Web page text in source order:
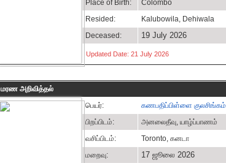
Place of Birth:
Colombo
Resided:
Kalubowila, Dehiwala
Deceased:
19 July 2026
Updated Date: 21 July 2026
மரண அறிவித்தல்
பெயர்:
கணபதிப்பிள்ளை குலசிங்கம்
பிறப்பிடம்:
அனலைதீவு, யாழ்ப்பாணம்
வசிப்பிடம்:
Toronto, கனடா
மறைவு:
17 ஜூலை 2026